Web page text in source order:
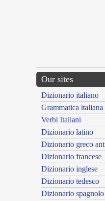
Our sites
Dizionario italiano
Grammatica italiana
Verbi Italiani
Dizionario latino
Dizionario greco
Dizionario francese
Dizionario inglese
Dizionario tedesco
Dizionario spagnolo